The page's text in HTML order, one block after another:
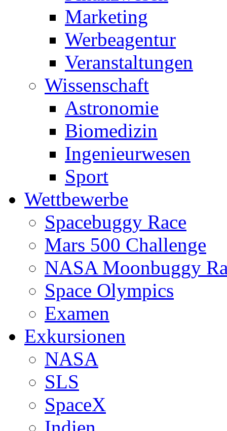
Marketing
Werbeagentur
Veranstaltungen
Wissenschaft
Astronomie
Biomedizin
Ingenieurwesen
Sport
Wettbewerbe
Spacebuggy Race
Mars 500 Challenge
NASA Moonbuggy
Space Olympics
Examen
Exkursionen
NASA
SLS
SpaceX